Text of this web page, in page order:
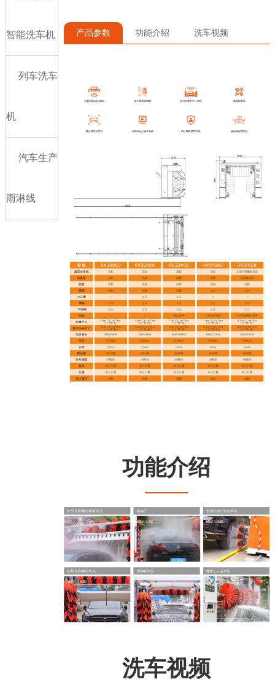
智能洗车机
列车洗车
机
汽车生产
雨淋线
产品参数 功能介绍 洗车视频
功能介绍
洗车视频